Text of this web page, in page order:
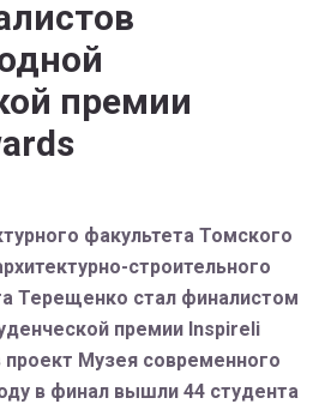
премии
факультета Томского
строительного
Терещенко стал финалистом
премии Inspireli
проект Музея современного
в финал вышли 44 студента